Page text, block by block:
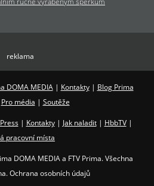
reklama
DOMA MEDIA| Kontakty| Blog Prima
Pro média | Soutěže
Press| Kontakty| Jak naladit| HbbTV|
pracovní místa
DOMA MEDIA a FTV Prima. Všechna
Ochrana osobních údajů